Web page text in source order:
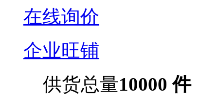
在线询价
企业旺铺
供货总量10000 件